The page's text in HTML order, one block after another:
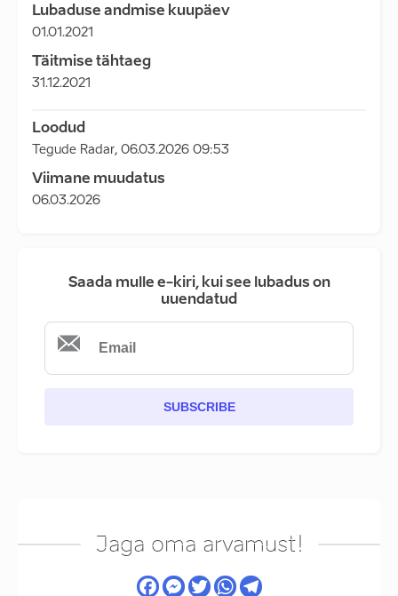
Lubaduse andmise kuupäev
01.01.2021
Täitmise tähtaeg
31.12.2021
Loodud
Tegude Radar, 06.03.2026 09:53
Viimane muudatus
06.03.2026
Saada mulle e-kiri, kui see lubadus on
uuendatud
SUBSCRIBE
Jaga oma arvamust!